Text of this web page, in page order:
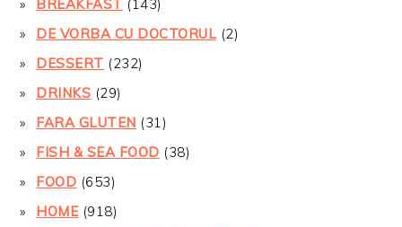
BREAKFAST (143)
DE VORBA CU DOCTORUL (2)
DESSERT (232)
DRINKS (29)
FARA GLUTEN (31)
FISH & SEA FOOD (38)
FOOD (653)
HOME(918)